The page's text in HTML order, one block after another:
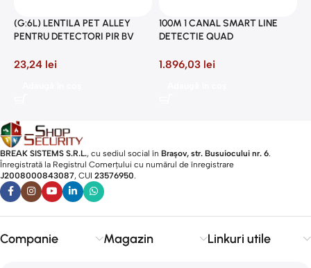
(G:6L) LENTILA PET ALLEY
PENTRU DETECTORI PIR BV
23,24 lei
100M 1 CANAL SMART LINE
DETECTIE QUAD
1.896,03 lei
BREAK SISTEMS S.R.L., cu sediul social în Brașov, str. Busuiocului nr. 6.
Înregistrată la Registrul Comerțului cu numărul de înregistrare
J2008000843087, CUI 23576950.​
Companie Magazin Linkuri utile